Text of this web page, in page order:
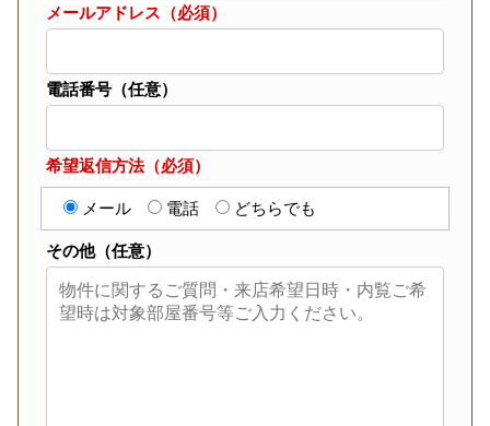
メールアドレス（必須）
電話番号（任意）
希望返信方法（必須）
メール 電話 どちらでも
その他（任意）